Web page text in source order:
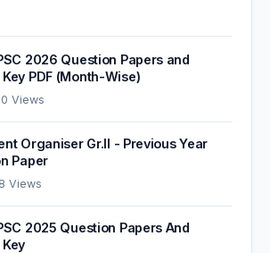
2026 Question Papers and
PDF (Month-Wise)
Views
Organiser Gr.II - Previous Year
Paper
Views
2025 Question Papers And